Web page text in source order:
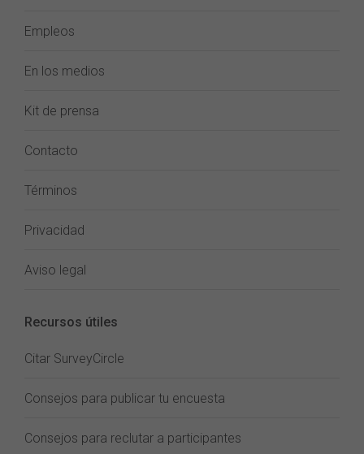
Empleos
En los medios
Kit de prensa
Contacto
Términos
Privacidad
Aviso legal
Recursos útiles
Citar SurveyCircle
Consejos para publicar tu encuesta
Consejos para reclutar a participantes